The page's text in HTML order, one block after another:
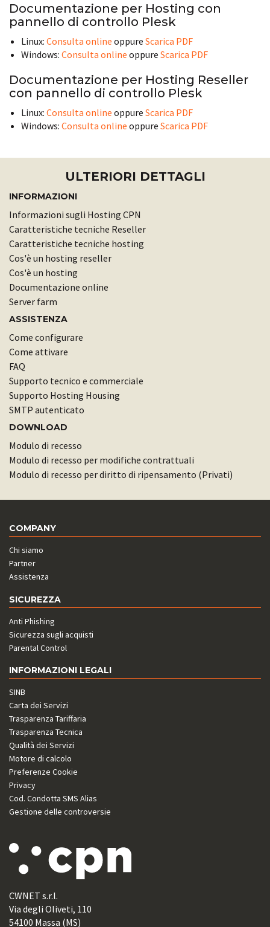
Documentazione per Hosting con
pannello di controllo Plesk
Linux: Consulta online oppure Scarica PDF
Windows: Consulta online oppure Scarica PDF
Documentazione per Hosting Reseller
con pannello di controllo Plesk
Linux: Consulta online oppure Scarica PDF
Windows: Consulta online oppure Scarica PDF
ULTERIORI DETTAGLI
INFORMAZIONI
Informazioni sugli Hosting CPN
Caratteristiche tecniche Reseller
Caratteristiche tecniche hosting
Cos'è un hosting reseller
Cos'è un hosting
Documentazione online
Server farm
ASSISTENZA
Come configurare
Come attivare
FAQ
Supporto tecnico e commerciale
Supporto Hosting Housing
SMTP autenticato
DOWNLOAD
Modulo di recesso
Modulo di recesso per modifiche contrattuali
Modulo di recesso per diritto di ripensamento (Privati)
COMPANY
Chi siamo
Partner
Assistenza
SICUREZZA
Anti Phishing
Sicurezza sugli acquisti
Parental Control
INFORMAZIONI LEGALI
SINB
Carta dei Servizi
Trasparenza Tariffaria
Trasparenza Tecnica
Qualità dei Servizi
Motore di calcolo
Preferenze Cookie
Privacy
Cod. Condotta SMS Alias
Gestione delle controversie
CWNET s.r.l.
Via degli Oliveti, 110
54100 Massa (MS)